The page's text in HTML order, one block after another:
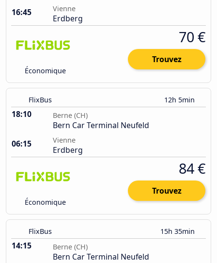
16:45
Vienne
Erdberg
Économique
70 €
Trouvez
FlixBus 12h 5min
18:10 Berne (CH)
Bern Car Terminal Neufeld
06:15
Vienne
Erdberg
Économique
84 €
Trouvez
FlixBus 15h 35min
14:15 Berne (CH)
Bern Car Terminal Neufeld